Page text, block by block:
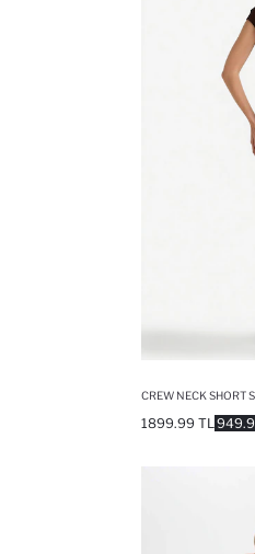
CREW NECK SHORT
1899.99 TL